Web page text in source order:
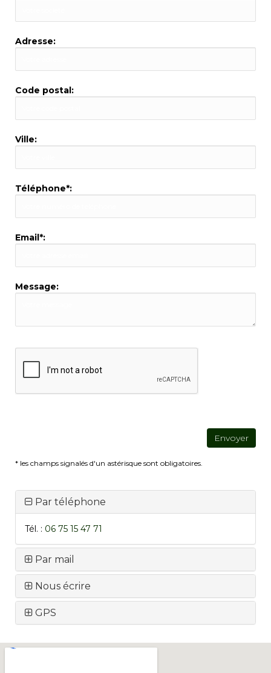
Adresse:
Code postal:
Ville:
Téléphone*:
Email*:
Message:
* les champs signalés d'un astérisque sont obligatoires.
Par téléphone
Tél. : 06 75 15 47 71
Par mail
Nous écrire
GPS